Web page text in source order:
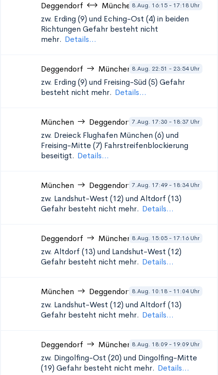
Deggendorf München8.Aug. 16:15 - 17:18 Uhr
zw. Erding (9) und Eching-Ost (4) in beiden
Richtungen Gefahr besteht nicht
mehr. Details...
Deggendorf München 8.Aug. 22:51 - 23:54 Uhr
zw. Erding (9) und Freising-Süd (5) Gefahr
besteht nicht mehr. Details...
München Deggendorf 7.Aug. 17:30 - 18:37 Uhr
zw. Dreieck Flughafen München (6) und
Freising-Mitte (7) Fahrstreifenblockierung
beseitigt. Details...
München Deggendorf 7.Aug. 17:49 - 18:34 Uhr
zw. Landshut-West (12) und Altdorf (13)
Gefahr besteht nicht mehr. Details...
Deggendorf München 8.Aug. 15:05 - 17:16 Uhr
zw. Altdorf (13) und Landshut-West (12)
Gefahr besteht nicht mehr. Details...
München Deggendorf 8.Aug. 10:18 - 11:04 Uhr
zw. Landshut-West (12) und Altdorf (13)
Gefahr besteht nicht mehr. Details...
Deggendorf München 8.Aug. 18:09 - 19:09 Uhr
zw. Dingolfing-Ost (20) und Dingolfing-Mitte
(19) Gefahr besteht nicht mehr. Details...